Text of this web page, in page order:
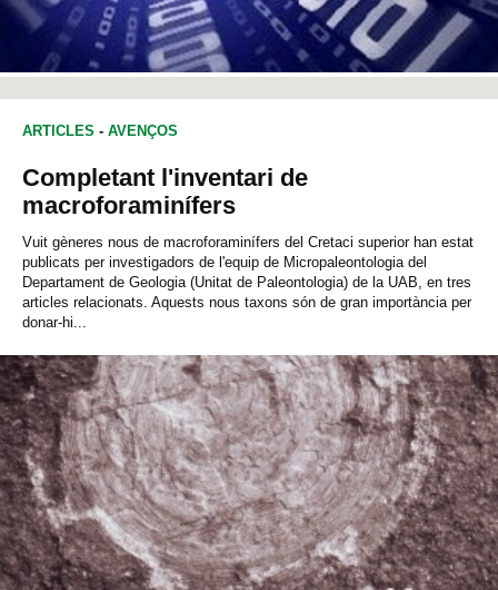
ARTICLES - AVENÇOS
Completant l'inventari de
macroforaminífers
Vuit gèneres nous de macroforaminífers del Cretaci superior han estat
publicats per investigadors de l'equip de Micropaleontologia del
Departament de Geologia (Unitat de Paleontologia) de la UAB, en tres
articles relacionats. Aquests nous taxons són de gran importància per
donar-hi...